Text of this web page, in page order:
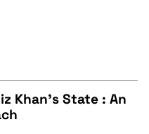
Khan's State : An